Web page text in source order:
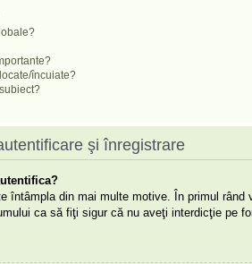
încuiate?
şi înregistrare
întâmpla din mai multe motive. În primul
ca să fiţi sigur că nu aveţi interdicţie pe